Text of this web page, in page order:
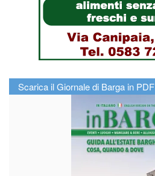
Scarica il Giornale di Barga in PDF